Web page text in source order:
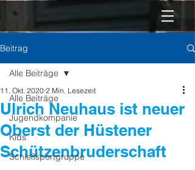
Beitrag
Alle Beiträge
Jugendkompanie
Kids
Schießsportgruppe
Alle Beiträge
Ulrich Neuhaus ist neuer
Oberst der Hüstener
Schützenbruderschaft
11. Okt. 2020 2 Min. Lesezeit